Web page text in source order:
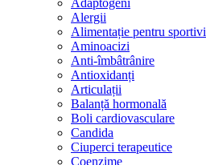
Adaptogeni
Alergii
Alimentație pentru sportivi
Aminoacizi
Anti-îmbâtrânire
Antioxidanți
Articulații
Balanță hormonală
Boli cardiovasculare
Candida
Ciuperci terapeutice
Coenzime